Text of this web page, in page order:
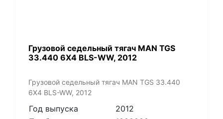
​Грузовой седельный тягач MAN TGS
33.440 6X4 BLS-WW, 2012
​Грузовой седельный тягач MAN TGS 33.440
6X4 BLS-WW, 2012
Год выпуска
2012